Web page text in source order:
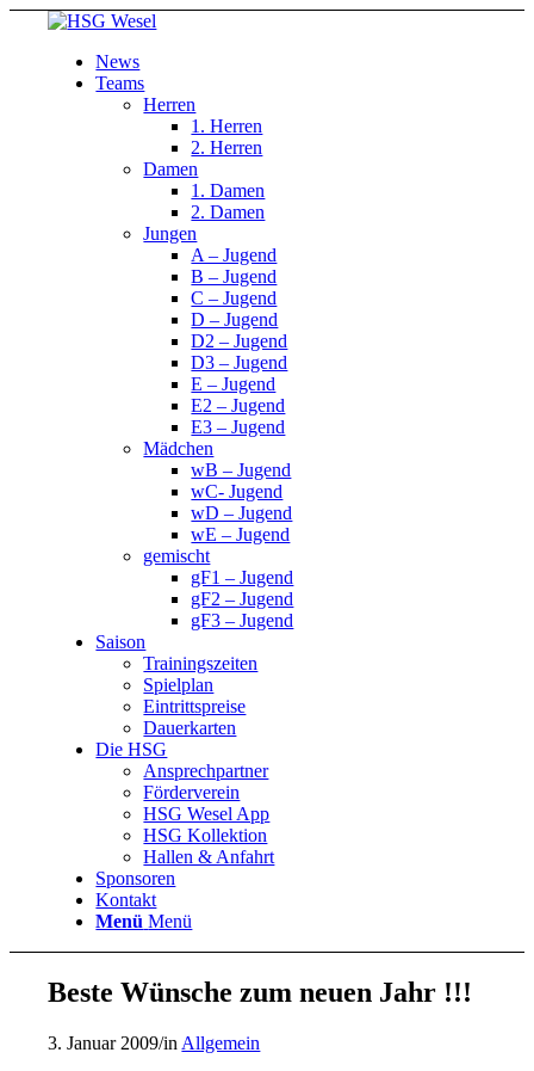
News
Teams
Herren
1. Herren
2. Herren
Damen
1. Damen
2. Damen
Jungen
A – Jugend
B – Jugend
C – Jugend
D – Jugend
D2 – Jugend
D3 – Jugend
E – Jugend
E2 – Jugend
E3 – Jugend
Mädchen
wB – Jugend
wC- Jugend
wD – Jugend
wE – Jugend
gemischt
gF1 – Jugend
gF2 – Jugend
gF3 – Jugend
Saison
Trainingszeiten
Spielplan
Eintrittspreise
Dauerkarten
Die HSG
Ansprechpartner
Förderverein
HSG Wesel App
HSG Kollektion
Hallen & Anfahrt
Sponsoren
Kontakt
Menü Menü
Beste Wünsche zum neuen Jahr !!!
3. Januar 2009/in Allgemein